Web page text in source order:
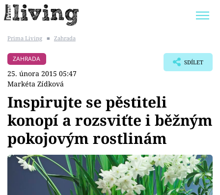
BYDLENÍ SLAVNÝCH
Témata
Bydlení
Zahrada
Prima Living ■ Zahrada
ZAHRADA
25. února 2015 05:47
Markéta Zídková
SDÍLET
Inspirujte se pěstiteli
konopí a rozsviťte i běžným
pokojovým rostlinám